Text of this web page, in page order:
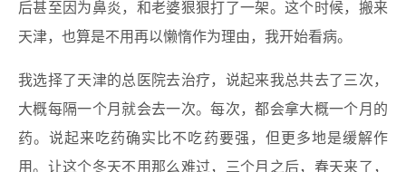
后甚至因为鼻炎，和老婆狠狠打了一架。这个时候，搬来
天津，也算是不用再以懒惰作为理由，我开始看病。
我选择了天津的总医院去治疗，说起来我总共去了三次，
大概每隔一个月就会去一次。每次，都会拿大概一个月的
药。说起来吃药确实比不吃药要强，但更多地是缓解作
用。让这个冬天不用那么难过，三个月之后，春天来了，